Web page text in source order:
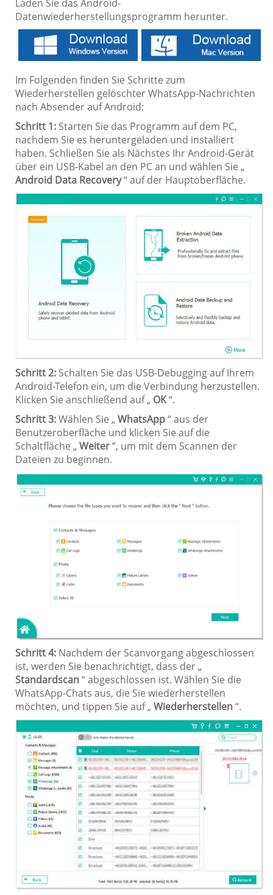
Laden Sie das Android-
Datenwiederherstellungsprogramm herunter.
Im Folgenden finden Sie Schritte zum
Wiederherstellen gelöschter WhatsApp-Nachrichten
nach Absender auf Android:
Schritt 1: Starten Sie das Programm auf dem PC,
nachdem Sie es heruntergeladen und installiert
haben. Schließen Sie als Nächstes Ihr Android-Gerät
über ein USB-Kabel an den PC an und wählen Sie „
Android Data Recovery“ auf der Hauptoberfläche.
Schritt 2: Schalten Sie das USB-Debugging auf Ihrem
Android-Telefon ein, um die Verbindung herzustellen.
Klicken Sie anschließend auf „ OK“.
Schritt 3:Wählen Sie „WhatsApp“ aus der
Benutzeroberfläche und klicken Sie auf die
Schaltfläche „Weiter“, um mit dem Scannen der
Dateien zu beginnen.
Schritt 4: Nachdem der Scanvorgang abgeschlossen
ist, werden Sie benachrichtigt, dass der „
Standardscan“ abgeschlossen ist. Wählen Sie die
WhatsApp-Chats aus, die Sie wiederherstellen
möchten, und tippen Sie auf „Wiederherstellen“.